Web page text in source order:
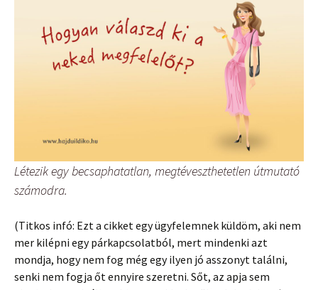
Létezik egy becsaphatatlan, megtéveszthetetlen útmutató
számodra.
(Titkos infó: Ezt a cikket egy ügyfelemnek küldöm, aki nem
mer kilépni egy párkapcsolatból, mert mindenki azt
mondja, hogy nem fog még egy ilyen jó asszonyt találni,
senki nem fogja őt ennyire szeretni. Sőt, az apja sem